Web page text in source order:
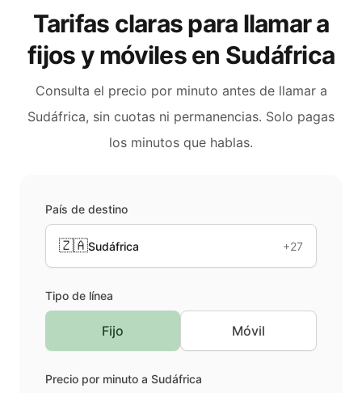
Tarifas claras para llamar a
fijos y móviles en Sudáfrica
Consulta el precio por minuto antes de llamar a
Sudáfrica, sin cuotas ni permanencias. Solo pagas
los minutos que hablas.
País de destino
🇿🇦Sudáfrica +27
Tipo de línea
Fijo Móvil
Precio por minuto a Sudáfrica